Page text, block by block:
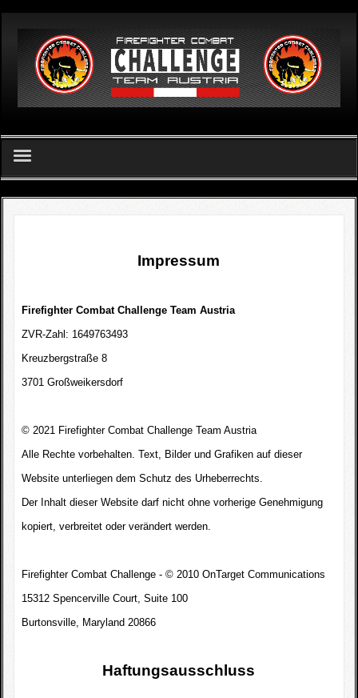
Home
FCC Apetlon 2026
Ergebnislisten
Fotogallerie
Impressum
Impressum
Firefighter Combat Challenge Team Austria
ZVR-Zahl: 1649763493
Kreuzbergstraße 8
3701 Großweikersdorf
© 2021 Firefighter Combat Challenge Team Austria
Alle Rechte vorbehalten. Text, Bilder und Grafiken auf dieser
Website unterliegen dem Schutz des Urheberrechts.
Der Inhalt dieser Website darf nicht ohne vorherige Genehmigung
kopiert, verbreitet oder verändert werden.
Firefighter Combat Challenge - © 2010 OnTarget Communications
15312 Spencerville Court, Suite 100
Burtonsville, Maryland 20866
Haftungsausschluss